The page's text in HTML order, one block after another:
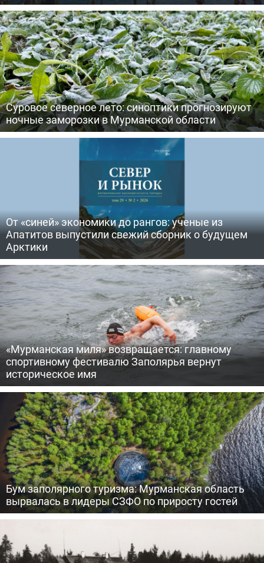
Суровое северное лето: синоптики прогнозируют
ночные заморозки в Мурманской области
От «синей» экономики до рангов: ученые из
Апатитов выпустили свежий сборник о будущем
Арктики
«Мурманская миля» возвращается: главному
спортивному фестивалю Заполярья вернут
историческое имя
Бум заполярного туризма: Мурманская область
вырвалась в лидеры СЗФО по приросту гостей